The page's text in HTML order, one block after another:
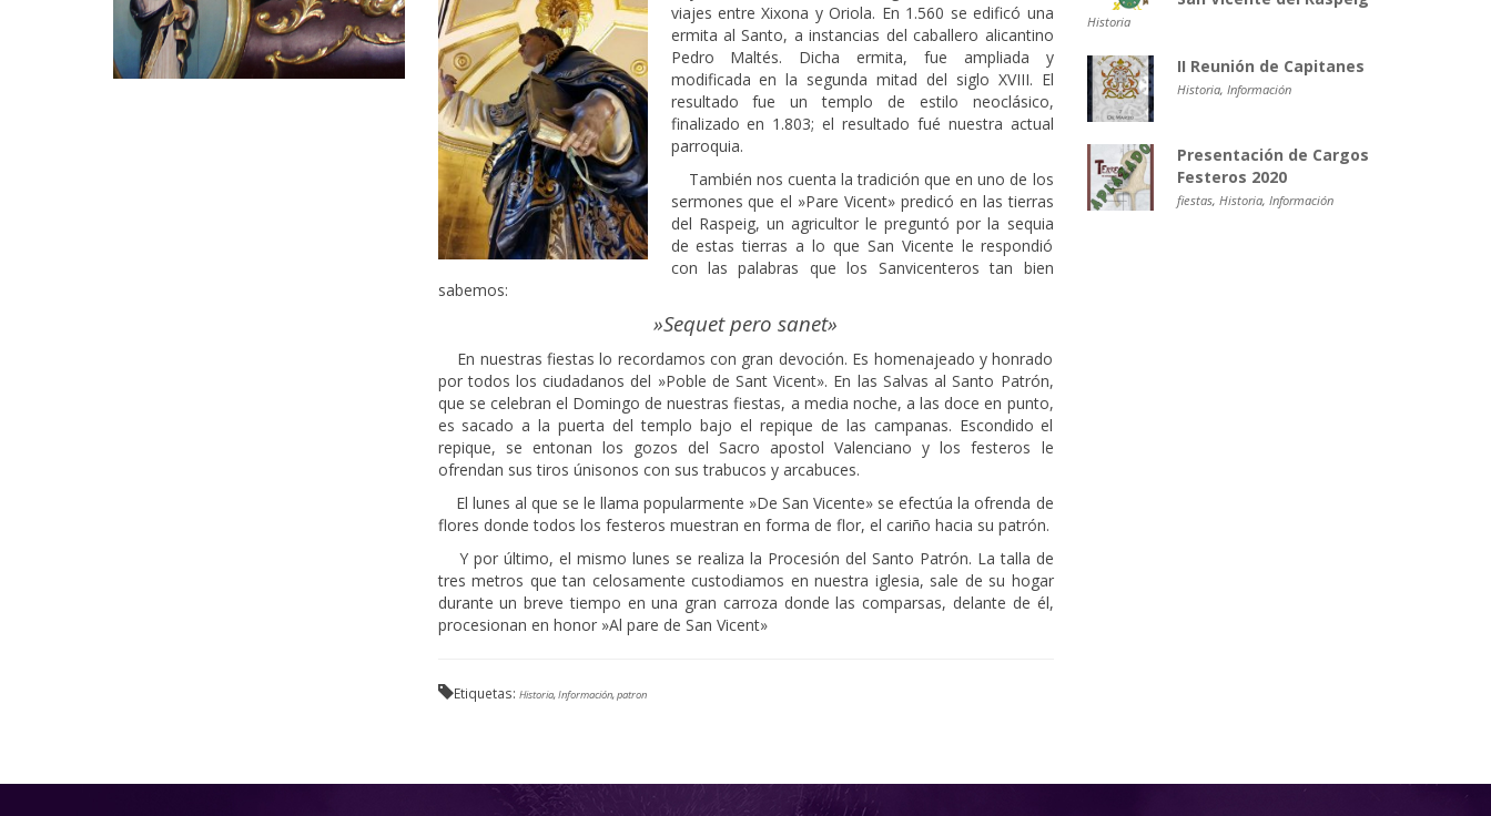
viajes entre Xixona y Oriola. En 1.560 se edificó una
ermita al Santo, a instancias del caballero alicantino
Pedro Maltés. Dicha ermita, fue ampliada y
modificada en la segunda mitad del siglo XVIII. El
resultado fue un templo de estilo neoclásico,
finalizado en 1.803; el resultado fué nuestra actual
parroquia.
También nos cuenta la tradición que en uno de los
sermones que el »Pare Vicent» predicó en las tierras
del Raspeig, un agricultor le preguntó por la sequia
de estas tierras a lo que San Vicente le respondió
con las palabras que los Sanvicenteros tan bien
sabemos:
»Sequet pero sanet»
En nuestras fiestas lo recordamos con gran devoción. Es homenajeado y honrado
por todos los ciudadanos del »Poble de Sant Vicent». En las Salvas al Santo Patrón,
que se celebran el Domingo de nuestras fiestas, a media noche, a las doce en punto,
es sacado a la puerta del templo bajo el repique de las campanas. Escondido el
repique, se entonan los gozos del Sacro apostol Valenciano y los festeros le
ofrendan sus tiros únisonos con sus trabucos y arcabuces.
El lunes al que se le llama popularmente »De San Vicente» se efectúa la ofrenda de
flores donde todos los festeros muestran en forma de flor, el cariño hacia su patrón.
Y por último, el mismo lunes se realiza la Procesión del Santo Patrón. La talla de
tres metros que tan celosamente custodiamos en nuestra iglesia, sale de su hogar
durante un breve tiempo en una gran carroza donde las comparsas, delante de él,
procesionan en honor »Al pare de San Vicent»
Etiquetas: Historia,Información,patron
Historia
II Reunión de Capitanes
Historia, Información
Presentación de Cargos
Festeros 2020
fiestas, Historia, Información